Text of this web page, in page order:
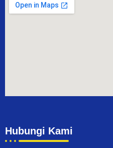
Hubungi Kami